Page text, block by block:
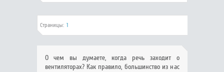
Страницы: 1
О чем вы думаете, когда речь заходит о
вентиляторах? Как правило, большинство из нас